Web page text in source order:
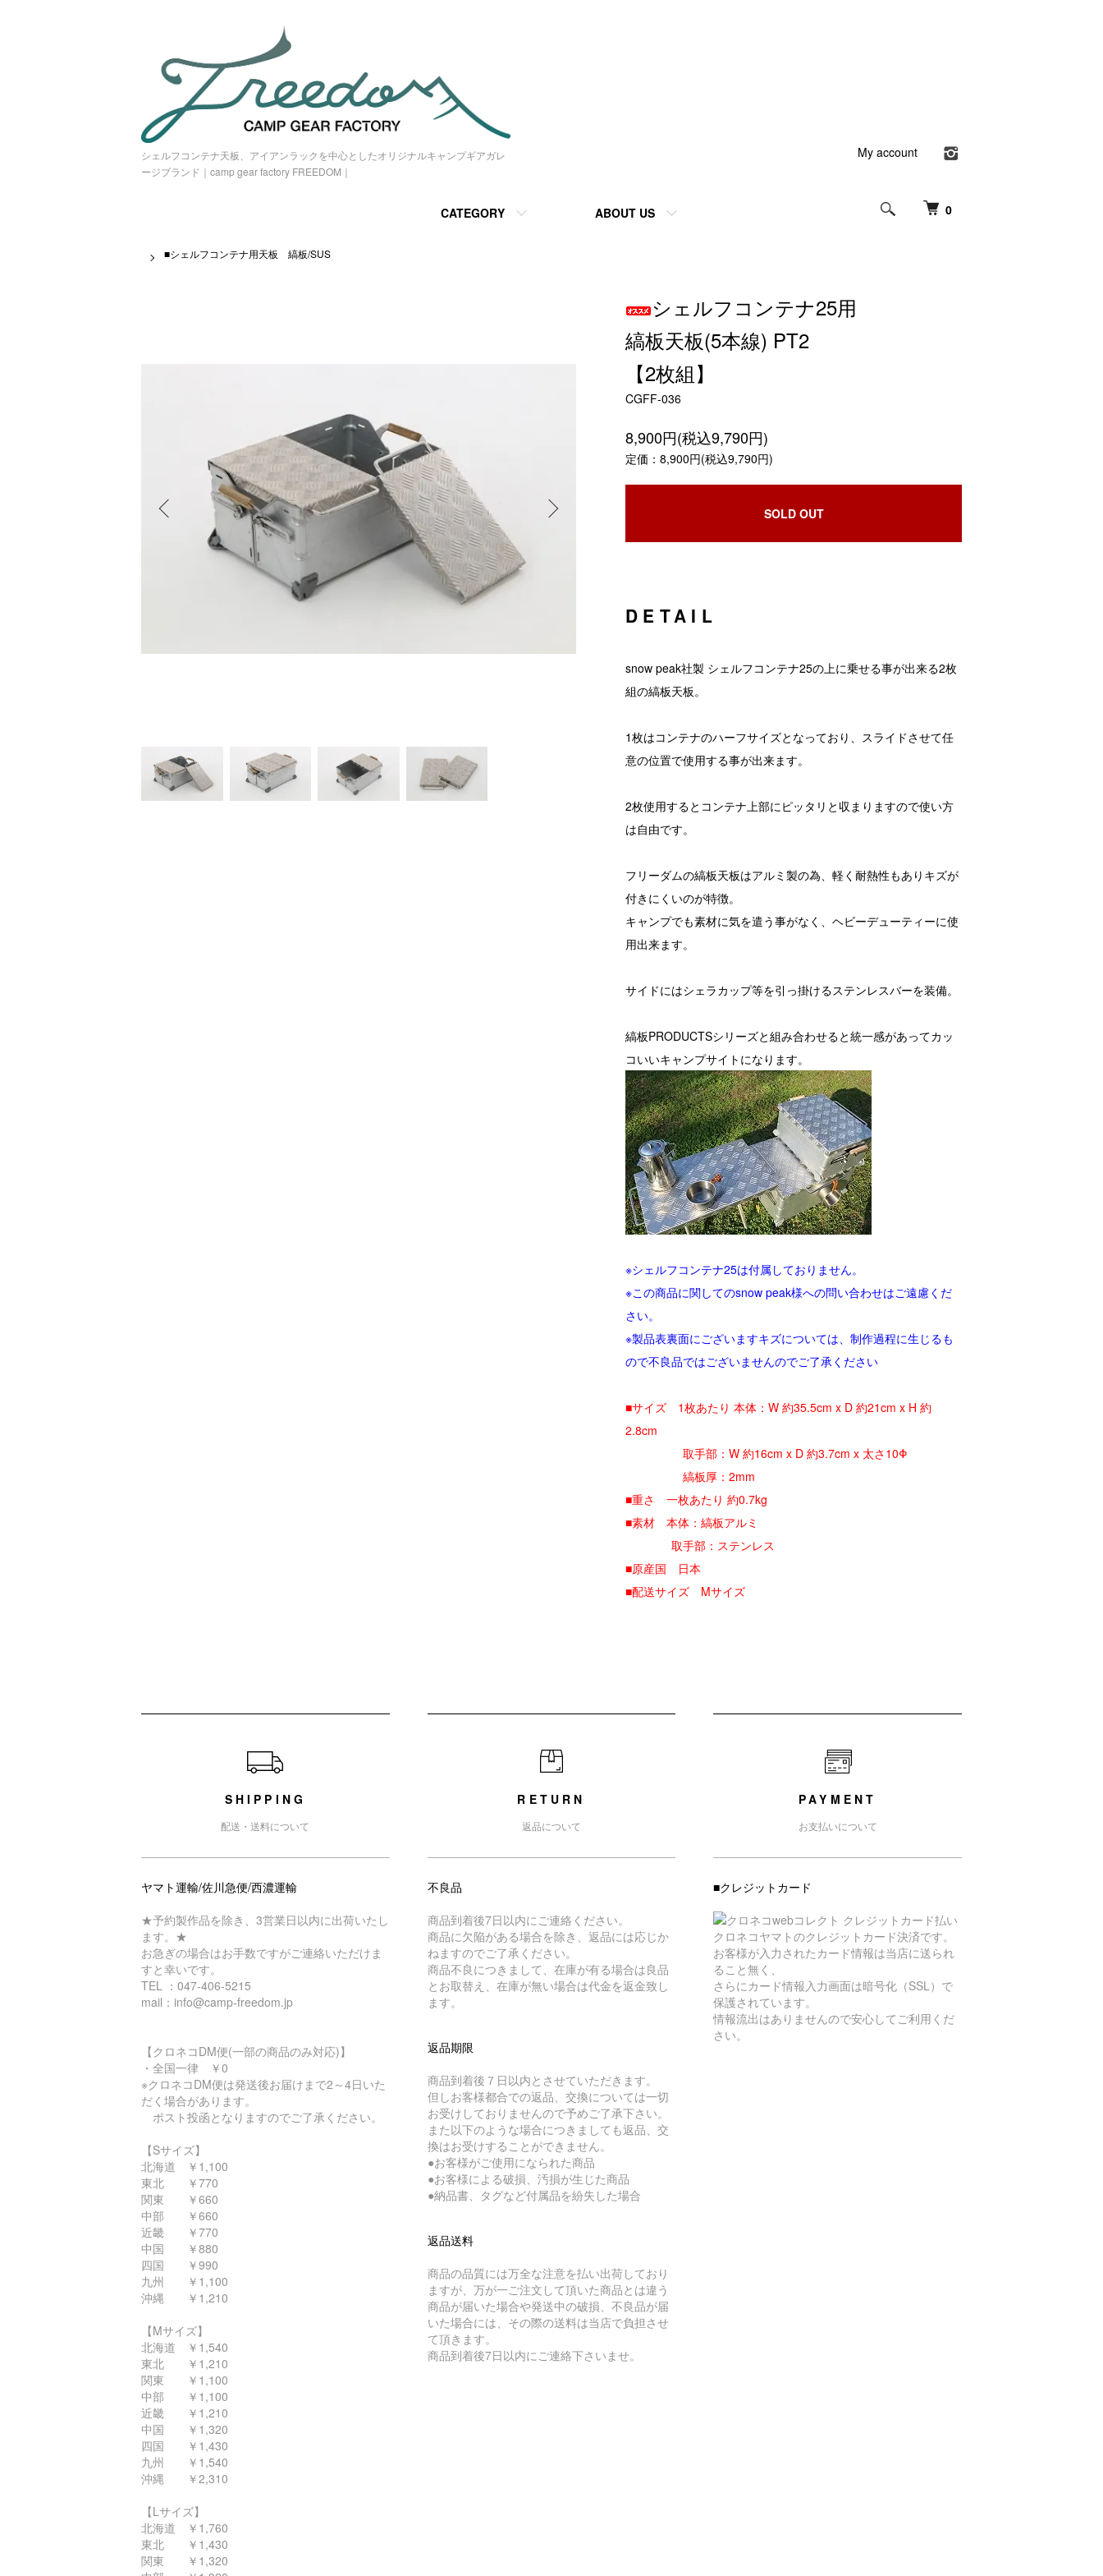
シェルフコンテナ天板、アイアンラックを中心としたオリジナルキャンプギアガレ
ージブランド｜camp gear factory FREEDOM｜
0
CATEGORY ABOUT US
My account
■シェルフコンテナ用天板 縞板/SUS
シェルフコンテナ25用
縞板天板(5本線) PT2
【2枚組】
CGFF-036
8,900円(税込9,790円)
定価：8,900円(税込9,790円)
SOLD OUT
DETAIL
snow peak社製 シェルフコンテナ25の上に乗せる事が出来る2枚
組の縞板天板。
1枚はコンテナのハーフサイズとなっており、スライドさせて任
意の位置で使用する事が出来ます。
2枚使用するとコンテナ上部にピッタリと収まりますので使い方
は自由です。
フリーダムの縞板天板はアルミ製の為、軽く耐熱性もありキズが
付きにくいのが特徴。
キャンプでも素材に気を遣う事がなく、ヘビーデューティーに使
用出来ます。
サイドにはシェラカップ等を引っ掛けるステンレスバーを装備。
縞板PRODUCTSシリーズと組み合わせると統一感があってカッ
コいいキャンプサイトになります。
※シェルフコンテナ25は付属しておりません。
※この商品に関してのsnow peak様への問い合わせはご遠慮くだ
さい。
※製品表裏面にございますキズについては、制作過程に生じるも
ので不良品ではございませんのでご了承ください
■サイズ 1枚あたり 本体：W 約35.5cm x D 約21cm x H 約
2.8cm
取手部：W 約16cm x D 約3.7cm x 太さ10Φ
縞板厚：2mm
■重さ 一枚あたり 約0.7kg
■素材 本体：縞板アルミ
取手部：ステンレス
■原産国 日本
■配送サイズ Mサイズ
SHIPPING
配送・送料について
ヤマト運輸/佐川急便/西濃運輸
★予約製作品を除き、3営業日以内に出荷いたし
ます。★
お急ぎの場合はお手数ですがご連絡いただけま
すと幸いです。
TEL ：047-406-5215
mail：info@camp-freedom.jp
【クロネコDM便(一部の商品のみ対応)】
・全国一律 ￥0
※クロネコDM便は発送後お届けまで2～4日いた
だく場合があります。
ポスト投函となりますのでご了承ください。
【Sサイズ】
北海道 ￥1,100
東北 ￥770
関東 ￥660
中部 ￥660
近畿 ￥770
中国 ￥880
四国 ￥990
九州 ￥1,100
沖縄 ￥1,210
【Mサイズ】
北海道 ￥1,540
東北 ￥1,210
関東 ￥1,100
中部 ￥1,100
近畿 ￥1,210
中国 ￥1,320
四国 ￥1,430
九州 ￥1,540
沖縄 ￥2,310
【Lサイズ】
北海道 ￥1,760
東北 ￥1,430
関東 ￥1,320
RETURN
返品について
不良品
商品到着後7日以内にご連絡ください。
商品に欠陥がある場合を除き、返品には応じか
ねますのでご了承ください。
商品不良につきまして、在庫が有る場合は良品
とお取替え、在庫が無い場合は代金を返金致し
ます。
返品期限
商品到着後７日以内とさせていただきます。
但しお客様都合での返品、交換については一切
お受けしておりませんので予めご了承下さい。
また以下のような場合につきましても返品、交
換はお受けすることができません。
●お客様がご使用になられた商品
●お客様による破損、汚損が生じた商品
●納品書、タグなど付属品を紛失した場合
返品送料
商品の品質には万全な注意を払い出荷しており
ますが、万が一ご注文して頂いた商品とは違う
商品が届いた場合や発送中の破損、不良品が届
いた場合には、その際の送料は当店で負担させ
て頂きます。
商品到着後7日以内にご連絡下さいませ。
PAYMENT
お支払いについて
■クレジットカード
クロネコヤマトのクレジットカード決済です。
お客様が入力されたカード情報は当店に送られ
ること無く、
さらにカード情報入力画面は暗号化（SSL）で
保護されています。
情報流出はありませんので安心してご利用くだ
さい。